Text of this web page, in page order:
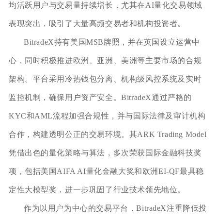
均活跃用户与交易量持续增长，尤其在AI量化交易领域
表现突出，吸引了大量高频交易者和机构投资者。
BitradeX持有美国MSB牌照，并在英国设立运营中
心，同时积极推进欧洲、亚洲、美洲等主要市场的合规
架构。平台采用冷热钱包分离、机构级风控系统及实时
监控机制，确保用户资产安全。BitradeX通过严格的
KYC和AML流程加强合规性，并与国际法律及审计机构
合作，构建透明公正的交易环境。其ARK Trading Model
凭借出色的量化策略与算法，多次荣获国际金融科技奖
项，包括美国AIFA AI量化金融大奖和欧洲EI-QF最具稳
定性大模型奖，进一步巩固了行业技术领先地位。
作为以用户为中心的交易平台，BitradeX注重降低投